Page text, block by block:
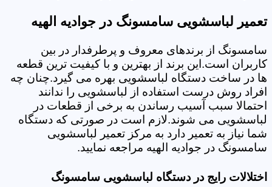
تعمیر لباسشویی سامسونگ در جوادیه الهیه
سامسونگ از برندهای معروف و پرطرفدار در بین
کاربران است.این برند از بهترین و با کیفیت ترین قطعه
ها در ساخت دستگاه لباسشویی بهره می گیرد.چنان چه
افراد روش درست استفاده از لباسشویی را ندانند
احتمالا سبب آسیب رساندن به برخی از قطعات در
لباسشویی می شوند.لازم است در صورتی که دستگاه
شما نیاز به تعمیر دارد به مرکز تعمیر لباسشویی
سامسونگ در جوادیه الهیه مراجعه نمایید.
اختلالات رایج در دستگاه لباسشویی سامسونگ